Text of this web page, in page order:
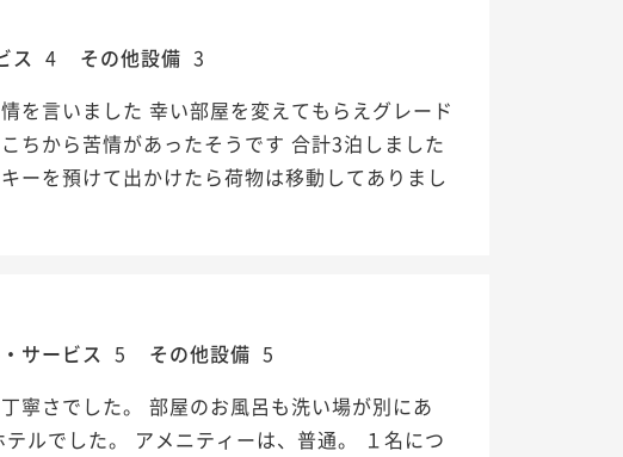
ス 4 その他設備 3
を言いました 幸い部屋を変えてもらえグレード
ちから苦情があったそうです 合計3泊しました
ーを預けて出かけたら荷物は移動してありまし
サービス 5 その他設備 5
寧さでした。 部屋のお風呂も洗い場が別にあ
ルでした。 アメニティーは、普通。 １名につ